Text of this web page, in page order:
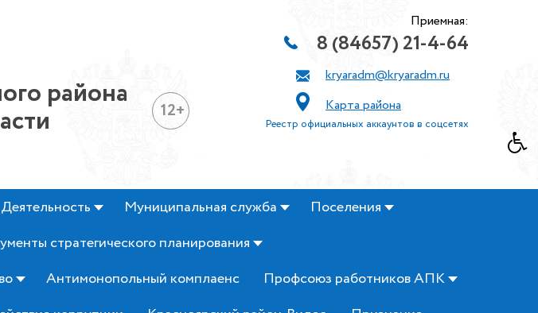
района 12+
Приемная:
8 (84657) 21-4-64
kryaradm@kryaradm.ru
Карта района
Реестр официальных аккаунтов в соцсетях
Деятельность Муниципальная служба
Поселения
стратегического планирования
Антимонопольный комплаенс
Профсоюз работников АПК